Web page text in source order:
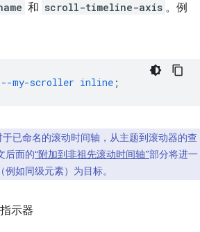
和 scroll-timeline-axis 。例
--my-scroller inline ;
于已命名的滚动时间轴，从主题到滚动器的查
后面的“附加到非祖先滚动时间轴”部分将进一
如同级元素）为目标。
示器